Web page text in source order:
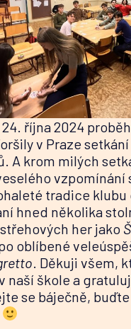
října 2024
v Praze
A krom milých
vzpomínání
tradice klubu
hned několika
her jako
oblíbené
. Děkuji všem,
naší škole a
se báječně,